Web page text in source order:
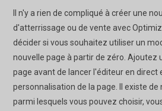
Il n'y a rien de compliqué à créer une
d'atterrissage ou de vente avec
décider si vous souhaitez utiliser un
nouvelle page à partir de zéro. Ajoutez
page avant de lancer l'éditeur en direct
personnalisation de la page. Il existe
parmi lesquels vous pouvez choisir,